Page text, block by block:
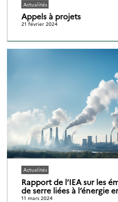
Actualités
Appels à projets
21 février 2024
Actualités
Rapport de l’IEA sur les
de serre liées à l’énergie
11 mars 2024